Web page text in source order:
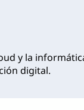
y la
digital.